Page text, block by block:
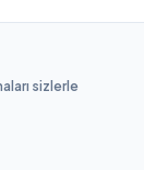
sizlerle